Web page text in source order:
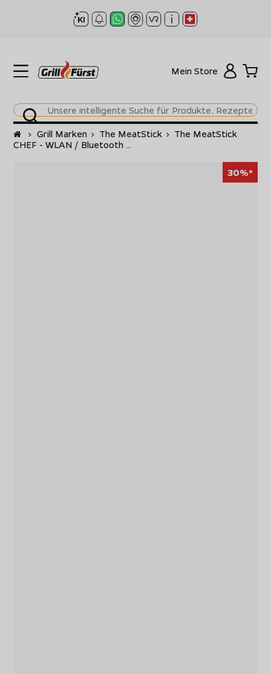
Mein Store
Startseite
> Grill Marken > The MeatStick > The MeatStick
CHEF - WLAN / Bluetooth ...
30%*